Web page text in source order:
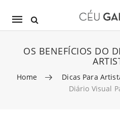
Mobile
OS BENEFÍCIOS DO
Home Dicas Para
Diário Visual